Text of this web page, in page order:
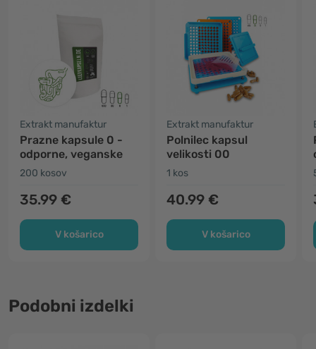
Extrakt manufaktur
Prazne kapsule 0 -
odporne, veganske
200 kosov
35.99 €
V košarico
Extrakt manufaktur
Polnilec kapsul
velikosti 00
1 kos
40.99 €
V košarico
Podobni izdelki